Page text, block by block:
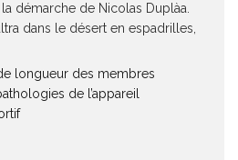
démarche de Nicolas Duplàa.
dans le désert en espadrilles,
longueur des membres
de l’appareil